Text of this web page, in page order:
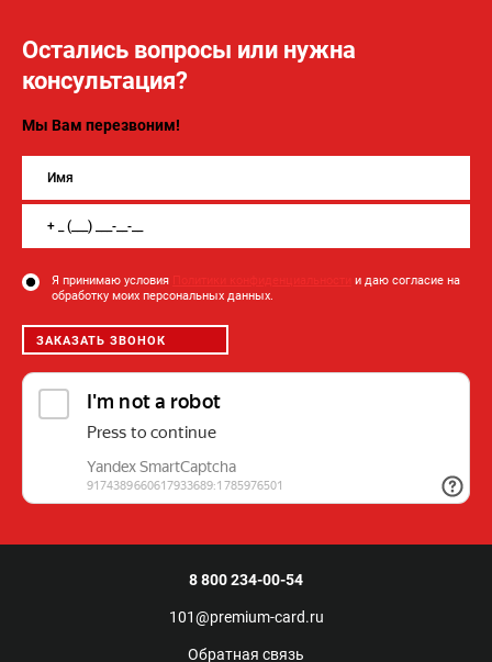
Остались вопросы или нужна
консультация?
Мы Вам перезвоним!
Я принимаю условия
и даю согласие на
обработку моих персональных данных.
ЗАКАЗАТЬ ЗВОНОК
8 800 234-00-54
101@premium-card.ru
Обратная связь